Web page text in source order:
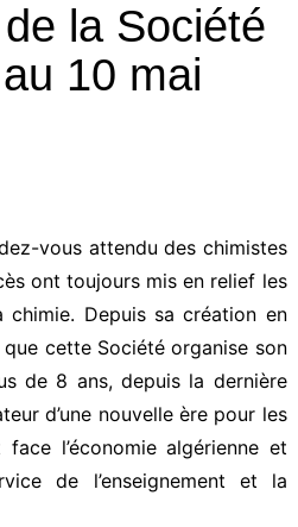
la Société
10 mai
vous attendu des chimistes
ont toujours mis en relief les
Depuis sa création en
que cette Société organise son
de 8 ans, depuis la dernière
d’une nouvelle ère pour les
l’économie algérienne et
de l’enseignement et la